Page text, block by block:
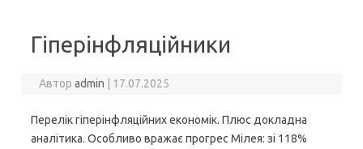
Гіперінфляційники
Авторadmin 17.07.2025
Перелік гіперінфляційних економік. Плюс докладна
аналітика. Особливо вражає прогрес Мілея: зі 118%